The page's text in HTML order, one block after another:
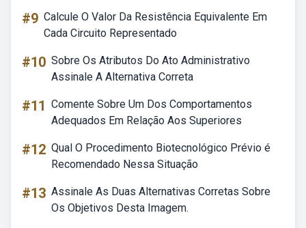
#9 Calcule O Valor Da Resistência Equivalente Em
Cada Circuito Representado
#10 Sobre Os Atributos Do Ato Administrativo
Assinale A Alternativa Correta
#11 Comente Sobre Um Dos Comportamentos
Adequados Em Relação Aos Superiores
#12 Qual O Procedimento Biotecnológico Prévio é
Recomendado Nessa Situação
#13 Assinale As Duas Alternativas Corretas Sobre
Os Objetivos Desta Imagem.